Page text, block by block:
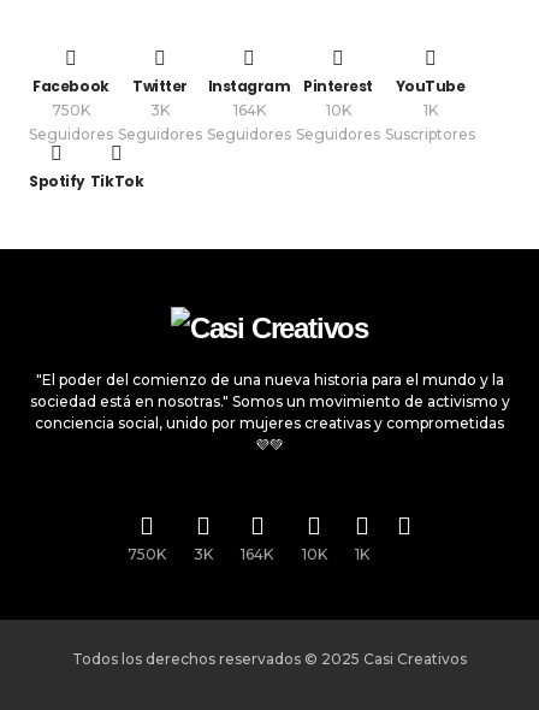
Facebook
750K
Seguidores
Twitter
3K
Seguidores
Instagram
164K
Seguidores
Pinterest
10K
Seguidores
YouTube
1K
Suscriptores
Spotify TikTok
"El poder del comienzo de una nueva historia para el mundo y la
sociedad está en nosotras." Somos un movimiento de activismo y
conciencia social, unido por mujeres creativas y comprometidas
💜💚
750K 3K 164K 10K 1K
Todos los derechos reservados © 2025 Casi Creativos